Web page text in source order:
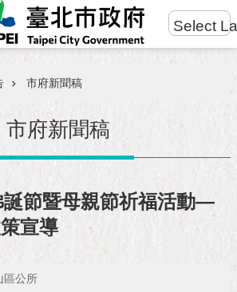
Select
市府新聞稿
市府新聞稿
誕節暨母親節祈福活動—
宣導
區公所